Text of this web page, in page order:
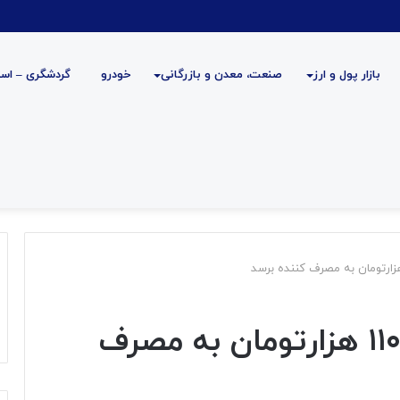
بازار پول و ارز صنعت، معدن و بازرگانی خودرو گردشگری –
قیمت گوشت کیلویی ۱۱۰ هزارتومان به مصرف